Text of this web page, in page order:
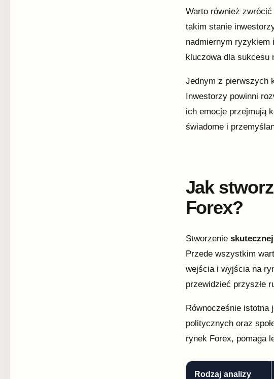
Warto również zwrócić
takim stanie
nadmiernym ryzykiem
kluczowa dla sukcesu
Jednym z pierwszych
Inwestorzy powinni
ich emocje przejmują
świadome i
Jak
Forex?
Stworzenie
Przede wszystkim
wejścia i wyjścia na
przewidzieć przyszłe
Równocześnie istotna
politycznych oraz
rynek Forex, pomaga
Rodzaj analizy